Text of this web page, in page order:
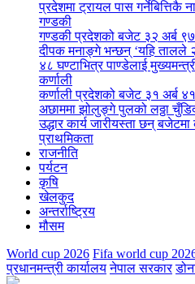
प्रदेशमा ट्रायल पास गर्नेबित्तिकै
गण्डकी
गण्डकी प्रदेशको बजेट ३२ अर्ब ९७
दीपक मनाङ्गे भन्छन् ‘यहि तालले
४८ घण्टाभित्र पाण्डेलाई
कर्णाली
कर्णाली प्रदेशको बजेट ३१ अर्ब
अछाममा झोलुङ्गे पुलको लठ्ठा
उद्धार कार्य जारीयस्ता छन् बजेटमा
प्राथमिकता
राजनीति
पर्यटन
कृषि
खेलकुद
अन्तर्राष्ट्रिय
मौसम
World cup 2026 Fifa world cup
प्रधानमन्त्री कार्यालय नेपाल सरकार